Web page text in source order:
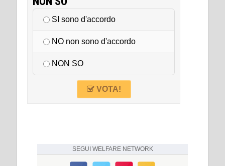
SI sono d'accordo
NO non sono d'accordo
NON SO
VOTA!
SEGUI WELFARE NETWORK